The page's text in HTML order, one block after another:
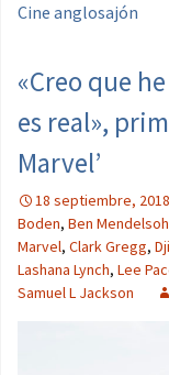
Cine anglosajón
«Creo que
es real»,
Marvel’
18 septiembre, 2018
Boden, Ben
Marvel, Clark Gregg,
Lashana Lynch, Lee
Samuel L Jackson